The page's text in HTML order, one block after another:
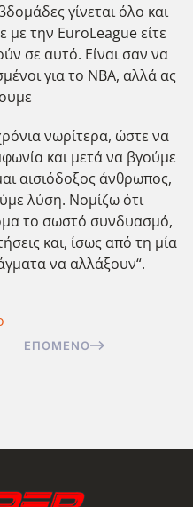
γίνεται όλο και
με την EuroLeague είτε
σε αυτό. Είναι σαν να
για το NBA, αλλά ας
νωρίτερα, ώστε να
και μετά να βγούμε
αισιόδοξος άνθρωπος,
λύση. Νομίζω ότι
το σωστό συνδυασμό,
και, ίσως από τη μία
να αλλάξουν“.
ΕΠΌΜΕΝΟ